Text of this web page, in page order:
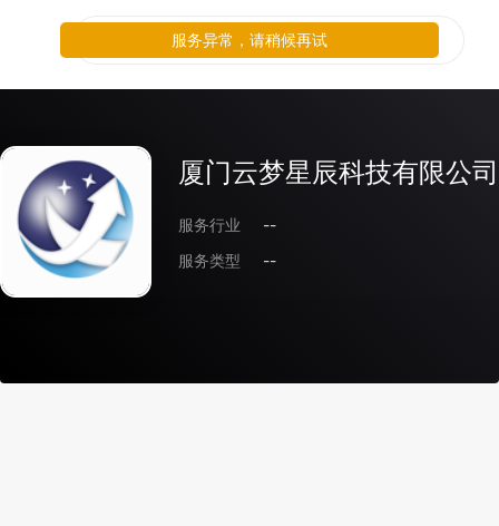
厦门云梦星辰科技有限公司
服务行业
--
服务类型
--
服务异常，请稍候再试